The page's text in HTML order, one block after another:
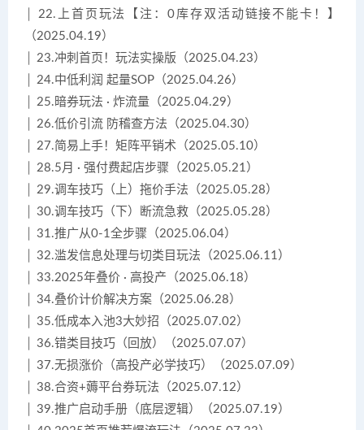
│ 22.上首页玩法【注：0库存双活动链接不能卡！】
（2025.04.19）
│ 23.冲刺首页！玩法实操版（2025.04.23）
│ 24.中低利润 起量SOP（2025.04.26）
│ 25.暗券玩法 · 炸流量（2025.04.29）
│ 26.低价引流 防稽查方法（2025.04.30）
│ 27.简易上手！矩阵平销术（2025.05.10）
│ 28.5月 · 强付费起店步骤（2025.05.21）
│ 29.调车技巧（上）拖价手法（2025.05.28）
│ 30.调车技巧（下）断流急救（2025.05.28）
│ 31.推广从0-1全步骤（2025.06.04）
│ 32.滥发信息处理与切类目玩法（2025.06.11）
│ 33.2025年叠价 · 高投产（2025.06.18）
│ 34.叠价计价解决方案（2025.06.28）
│ 35.低成本入池3大妙招（2025.07.02）
│ 36.错类目技巧（回放）（2025.07.07）
│ 37.无损涨价（高投产必学技巧）（2025.07.09）
│ 38.合资+薅平台券玩法（2025.07.12）
│ 39.推广启动手册（底层逻辑）（2025.07.19）